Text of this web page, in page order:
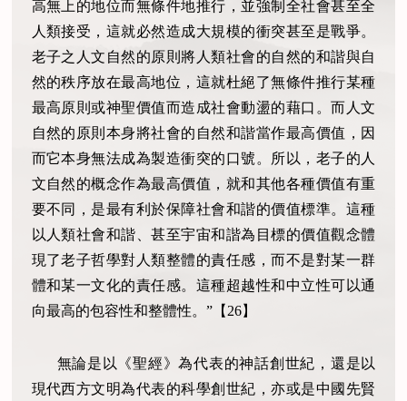
高無上的地位而無條件地推行，並強制全社會甚至全
人類接受，這就必然造成大規模的衝突甚至是戰爭。
老子之人文自然的原則將人類社會的自然的和諧與自
然的秩序放在最高地位，這就杜絕了無條件推行某種
最高原則或神聖價值而造成社會動盪的藉口。而人文
自然的原則本身將社會的自然和諧當作最高價值，因
而它本身無法成為製造衝突的口號。所以，老子的人
文自然的概念作為最高價值，就和其他各種價值有重
要不同，是最有利於保障社會和諧的價值標準。這種
以人類社會和諧、甚至宇宙和諧為目標的價值觀念體
現了老子哲學對人類整體的責任感，而不是對某一群
體和某一文化的責任感。這種超越性和中立性可以通
向最高的包容性和整體性。”【 26】
無論是以《聖經》為代表的神話創世紀，還是以
現代西方文明為代表的科學創世紀，亦或是中國先賢